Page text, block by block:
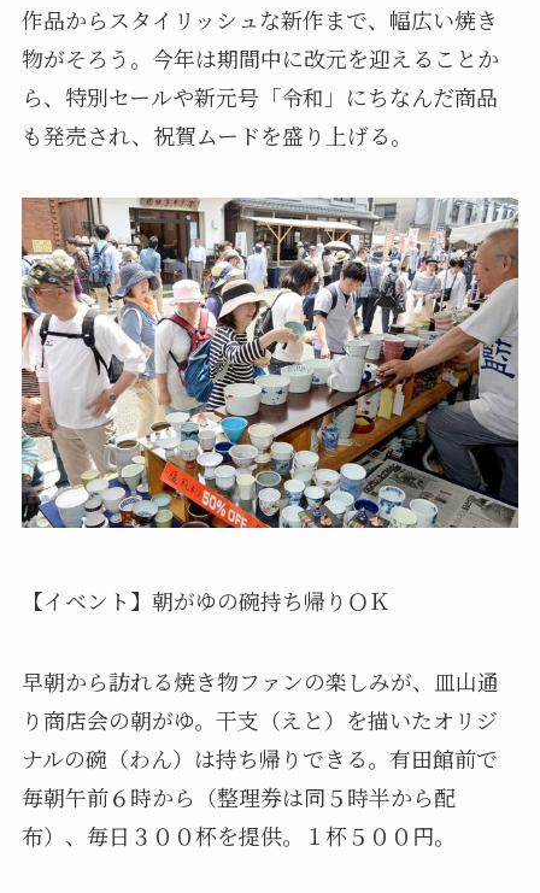
作品からスタイリッシュな新作まで、幅広い焼き
物がそろう。今年は期間中に改元を迎えることか
ら、特別セールや新元号「令和」にちなんだ商品
も発売され、祝賀ムードを盛り上げる。
【イベント】朝がゆの碗持ち帰りＯＫ
早朝から訪れる焼き物ファンの楽しみが、皿山通
り商店会の朝がゆ。干支（えと）を描いたオリジ
ナルの碗（わん）は持ち帰りできる。有田館前で
毎朝午前６時から（整理券は同５時半から配
布）、毎日３００杯を提供。１杯５００円。